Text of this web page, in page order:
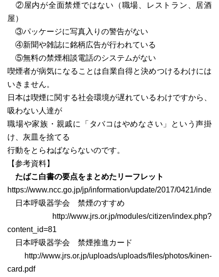
②屋内が全面禁煙ではない（職場、レストラン、居酒
屋）
③パッケージに写真入りの警告がない
④新聞や雑誌に銘柄広告が行われている
⑤無料の禁煙相談電話のシステムがない
喫煙者が病気になることは自業自得と決めつけるわけには
いきません。
日本は喫煙に関する社会環境が遅れているわけですから、
吸わない人達が
職場や家族・親戚に「タバコはやめなさい」という声掛
け、灰皿を捨てる
行動をとらねばならないのです。
【参考資料】
たばこ白書の要点をまとめたリーフレット
https://www.ncc.go.jp/jp/information/update/2017/0421/
日本呼吸器学会 禁煙のすすめ
http://www.jrs.or.jp/modules/citizen/index.php?
content_id=81
日本呼吸器学会 禁煙推進カード
http://www.jrs.or.jp/uploads/uploads/files/photos/kinen-
card.pdf